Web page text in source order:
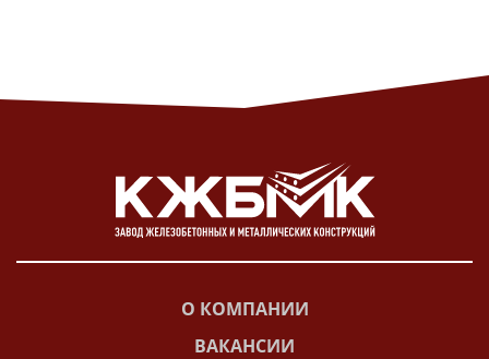
О КОМПАНИИ
ВАКАНСИИ